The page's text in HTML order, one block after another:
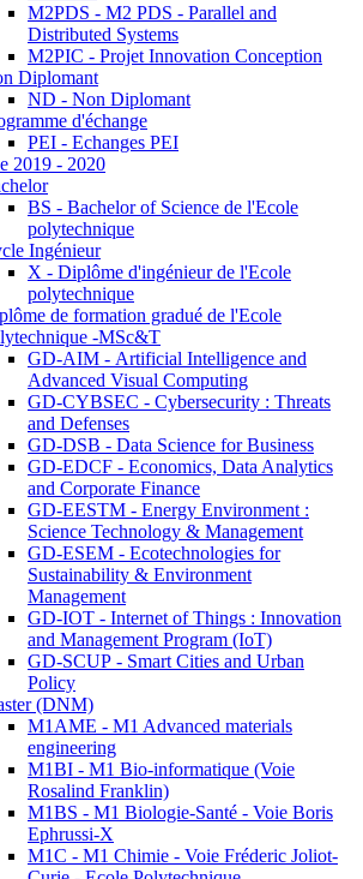
M2PDS - M2 PDS - Parallel and
Distributed Systems
M2PIC - Projet Innovation Conception
Diplomant
ND - Non Diplomant
d'échange
PEI - Echanges PEI
2019 - 2020
BS - Bachelor of Science de l'Ecole
polytechnique
Ingénieur
X - Diplôme d'ingénieur de l'Ecole
polytechnique
de formation gradué de l'Ecole
-MSc&T
GD-AIM - Artificial Intelligence and
Advanced Visual Computing
GD-CYBSEC - Cybersecurity : Threats
and Defenses
GD-DSB - Data Science for Business
GD-EDCF - Economics, Data Analytics
and Corporate Finance
GD-EESTM - Energy Environment :
Science Technology & Management
GD-ESEM - Ecotechnologies for
Sustainability & Environment
Management
GD-IOT - Internet of Things : Innovation
and Management Program (IoT)
GD-SCUP - Smart Cities and Urban
Policy
(DNM)
M1AME - M1 Advanced materials
engineering
M1BI - M1 Bio-informatique (Voie
Rosalind Franklin)
M1BS - M1 Biologie-Santé - Voie Boris
Ephrussi-X
M1C - M1 Chimie - Voie Fréderic Joliot-